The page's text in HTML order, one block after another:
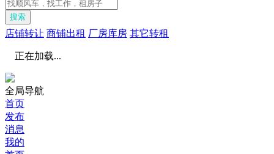
搜索
店铺转让 商铺出租 厂房库房 其它转租
正在加载...
全局导航
首页
发布
消息
我的